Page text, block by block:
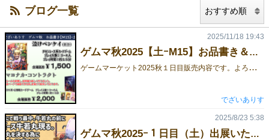
ブログ一覧
ゲムマ秋2025【土ｰM15】お品書き＆旧作説明書新調
ゲ
ームマーケット2025秋１日目販売内容です。よろしくお願いします。また旧作マヨナカコントラクト」の説明書を読みやすく一新しました。こちらの説明書は会場にて無料で配布しており、Web商品ページでもご確認できます。 ・泣けベンケイ https://gamemarket.jp/game/186055・マヨナカコントラクト https://gamemarket.jp/game/184323
2025/11/18 19:43
でざいありす
ゲムマ秋2025ｰ１日目（土）出展いたします。
2025/8/23 5:38